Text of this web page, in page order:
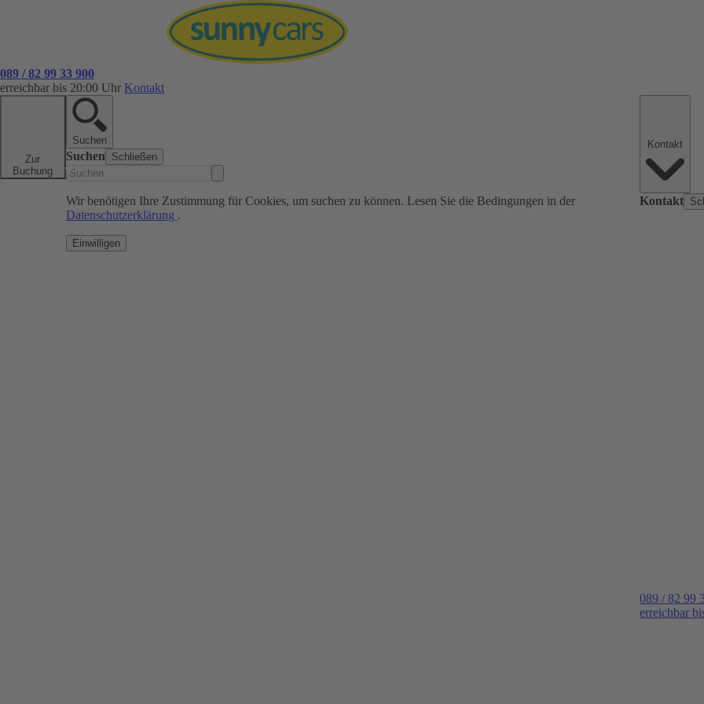
089 / 82 99 33 900
erreichbar bis 20:00 Uhr Kontakt
Zur
Buchung
Suchen
Suchen Schließen
Wir benötigen Ihre Zustimmung für Cookies, um suchen zu können. Lesen Sie die Bedingungen in der
Datenschutzerklärung .
Einwilligen
Kontakt
089 / 82 99
erreichbar